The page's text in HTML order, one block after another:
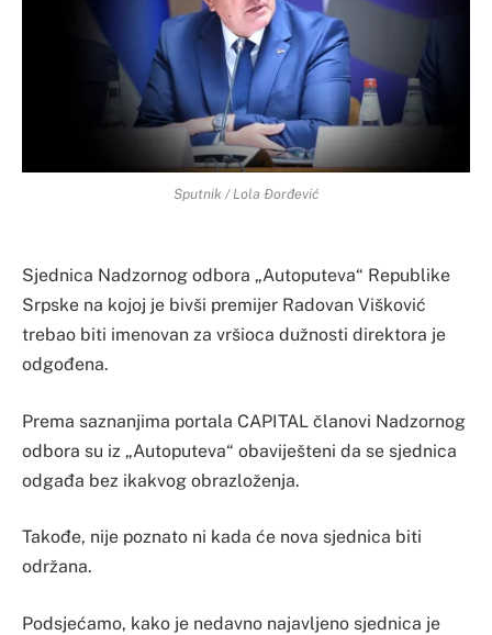
Sputnik / Lola Đorđević
Sjednica Nadzornog odbora „Autoputeva“ Republike
Srpske na kojoj je bivši premijer Radovan Višković
trebao biti imenovan za vršioca dužnosti direktora je
odgođena.
Prema saznanjima portala CAPITAL članovi Nadzornog
odbora su iz „Autoputeva“ obaviješteni da se sjednica
odgađa bez ikakvog obrazloženja.
Takođe, nije poznato ni kada će nova sjednica biti
održana.
Podsjećamo, kako je nedavno najavljeno sjednica je